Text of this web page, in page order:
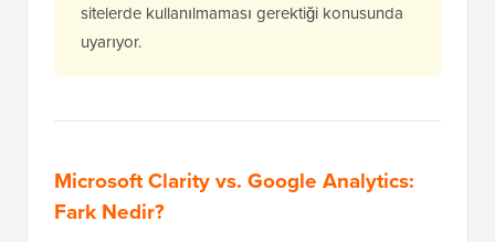
sitelerde kullanılmaması gerektiği konusunda
uyarıyor.
Microsoft Clarity vs. Google Analytics:
Fark Nedir?